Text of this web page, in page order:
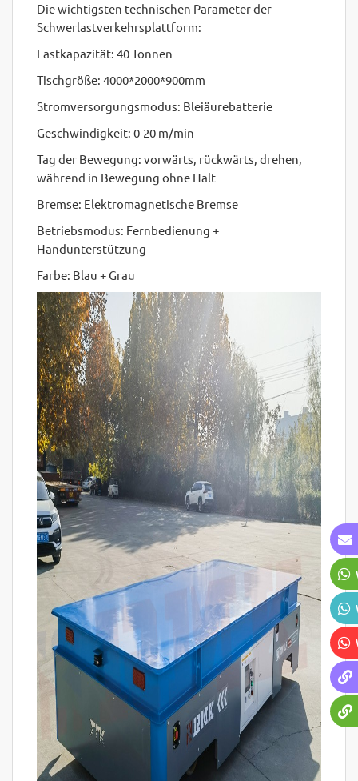
Die wichtigsten technischen Parameter der
Schwerlastverkehrsplattform:
Lastkapazität: 40 Tonnen
Tischgröße: 4000*2000*900mm
Stromversorgungsmodus: Bleiäurebatterie
Geschwindigkeit: 0-20 m/min
Tag der Bewegung: vorwärts, rückwärts, drehen,
während in Bewegung ohne Halt
Bremse: Elektromagnetische Bremse
Betriebsmodus: Fernbedienung +
Handunterstützung
Farbe: Blau + Grau